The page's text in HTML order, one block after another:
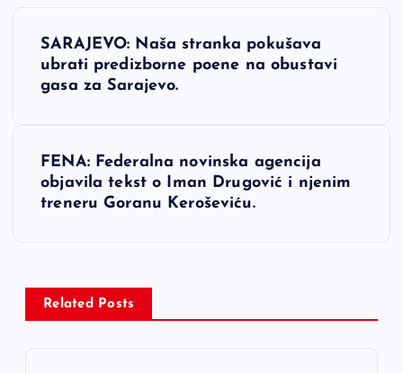
N
c
SARAJEVO: Naša stranka pokušava
ubrati predizborne poene na obustavi
gasa za Sarajevo.
FENA: Federalna novinska agencija
objavila tekst o Iman Drugović i njenim
treneru Goranu Keroševiću.
Related Posts